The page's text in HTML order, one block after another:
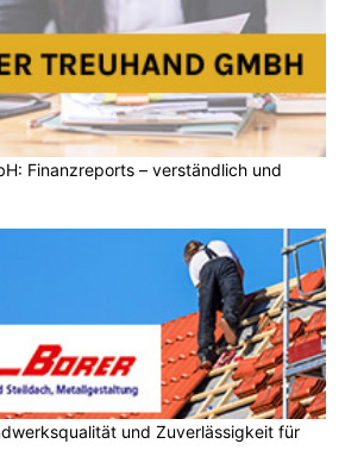
Finanzreports – verständlich und
und Zuverlässigkeit für